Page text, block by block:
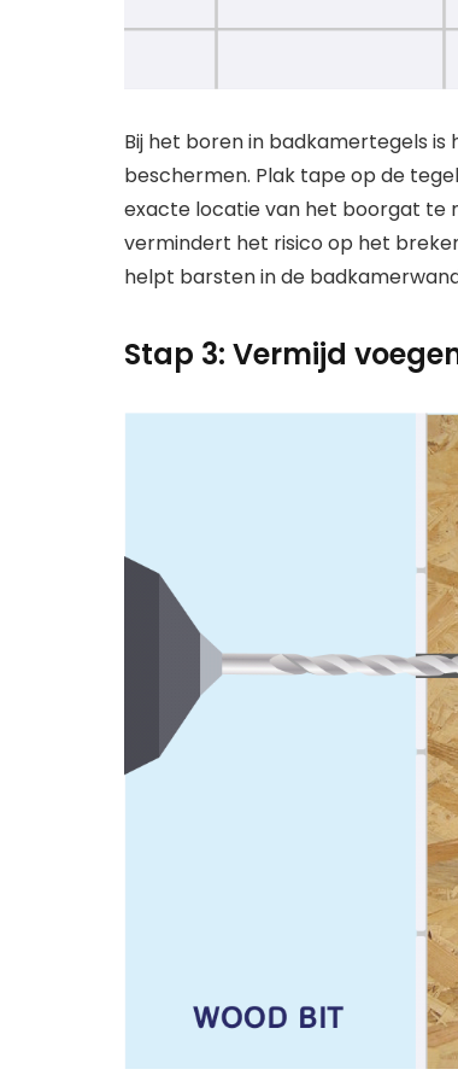
Bij het boren in badkamertegels
beschermen. Plak tape op de
exacte locatie van het boorgat te
vermindert het risico op het
helpt barsten in de
Stap 3: Vermijd